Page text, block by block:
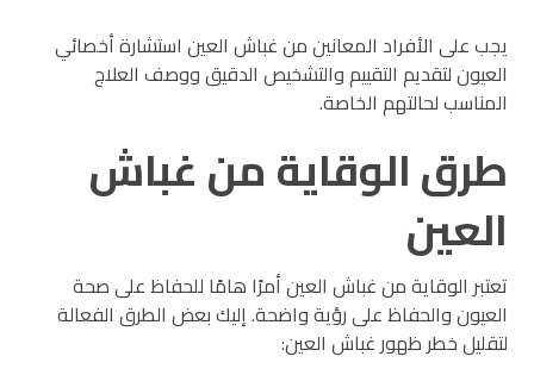
يجب على الأفراد المعانين من غباش العين استشارة أخصائي
العيون لتقديم التقييم والتشخيص الدقيق ووصف العلاج
المناسب لحالتهم الخاصة.
طرق الوقاية من غباش
العين
تعتبر الوقاية من غباش العين أمرًا هامًا للحفاظ على صحة
العيون والحفاظ على رؤية واضحة. إليك بعض الطرق الفعالة
لتقليل خطر ظهور غباش العين: